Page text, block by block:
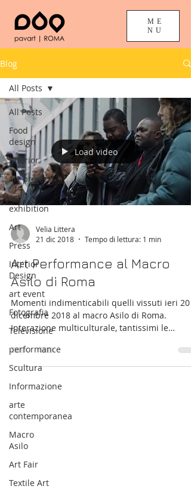
ME
NU
Blog
All Posts
Food
design
Interior
art project
art
exhibition
Art
Press
Interior
Design
art event
Fotografia
Televisione
performance
Scultura
Informazione
arte
contemporanea
Macro
Asilo
Art Fair
Textile Art
All Posts
Load video
Velia Littera
21 dic 2018
Tempo di lettura: 1 min
Art Performance al Macro
Asilo di Roma
Momenti indimenticabili quelli vissuti ieri 20
dicembre 2018 al macro Asilo di Roma.
Interazione multiculturale, tantissimi le